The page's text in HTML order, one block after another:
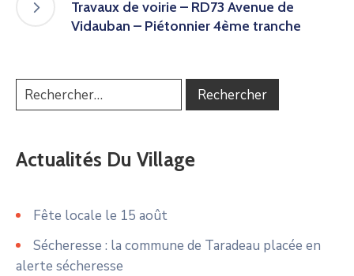
Travaux de voirie – RD73 Avenue de
Vidauban – Piétonnier 4ème tranche
Actualités Du Village
Fête locale le 15 août
Sécheresse : la commune de Taradeau placée en
alerte sécheresse